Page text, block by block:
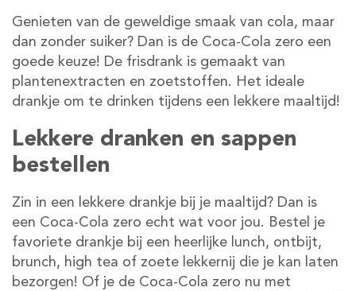
Genieten van de geweldige smaak van cola, maar
dan zonder suiker? Dan is de Coca-Cola zero een
goede keuze! De frisdrank is gemaakt van
plantenextracten en zoetstoffen. Het ideale
drankje om te drinken tijdens een lekkere maaltijd!
Lekkere dranken en sappen
bestellen
Zin in een lekkere drankje bij je maaltijd? Dan is
een Coca-Cola zero echt wat voor jou. Bestel je
favoriete drankje bij een heerlijke lunch, ontbijt,
brunch, high tea of zoete lekkernij die je kan laten
bezorgen! Of je de Coca-Cola zero nu met